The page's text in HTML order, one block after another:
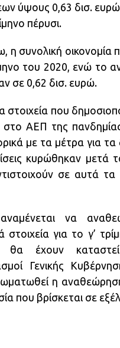
ύψους 0,63 δισ.
πέρυσι.
συνολική οικονομία
του 2020, ενώ το
σε 0,62 δισ. ευρώ.
που
στο ΑΕΠ της
με τα μέτρα για
κυρώθηκαν μετά
σε αυτά
να
για το γ’
θα έχουν καταστεί
Γενικής
η
που βρίσκεται σε